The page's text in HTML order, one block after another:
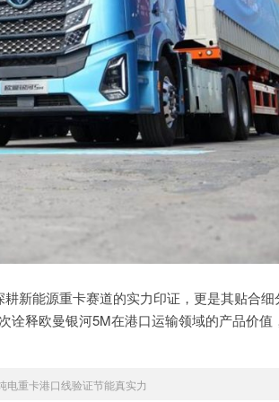
新能源重卡赛道的实力印证，更是其贴合细
诠释欧曼银河5M在港口运输领域的产品价值
电重卡港口线验证节能真实力